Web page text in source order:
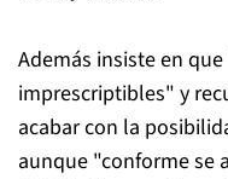
Además insiste en
imprescriptibles" y
acabar con la
aunque "conforme se